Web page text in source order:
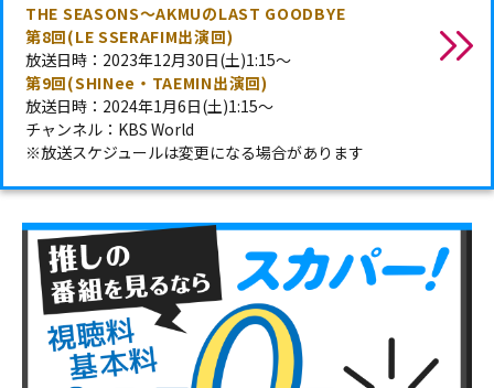
THE SEASONS～AKMUのLAST GOODBYE
第8回(LE SSERAFIM出演回)
放送日時：2023年12月30日(土)1:15～
第9回(SHINee・TAEMIN出演回)
放送日時：2024年1月6日(土)1:15～
チャンネル：KBS World
※放送スケジュールは変更になる場合があります